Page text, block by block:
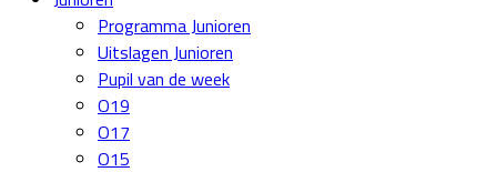
Programma Junioren
Uitslagen Junioren
Pupil van de week
O19
O17
O15